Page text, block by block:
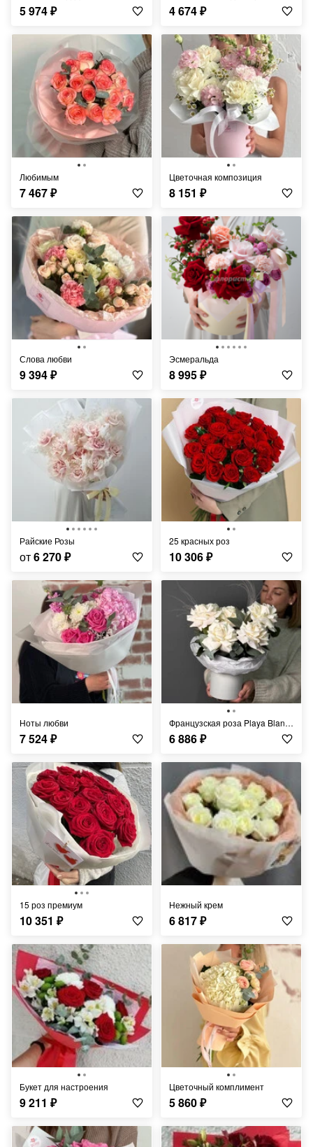
5 974₽ 4 674₽
Любимым
7 467₽
Цветочная композиция
8 151 ₽
Слова любви
9 394₽
Эсмеральда
8 995₽
Райские Розы
от6 270₽
25 красных роз
10 306₽
Ноты любви
7 524₽
Французская роза Playa Blanca
6 886₽
15 роз премиум
10 351 ₽
Нежный крем
6 817₽
Букет для настроения
9 211 ₽
Цветочный комплимент
5 860₽